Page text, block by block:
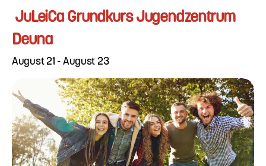
JuLeiCa Grundkurs Jugendzentrum
Deuna
August 21 - August 23